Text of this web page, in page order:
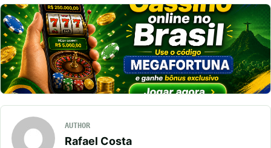
AUTHOR
Rafael Costa